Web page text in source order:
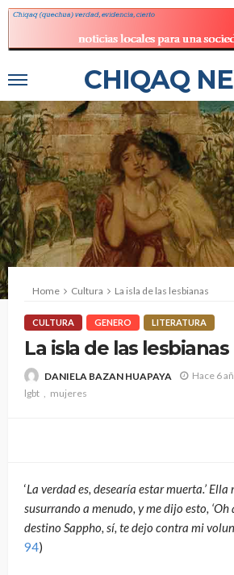
CHIQAQ
Home Cultura La isla de las lesbianas
CULTURA GENERO LITERATURA
La isla de las lesbianas
DANIELA BAZAN HUAPAYA Hace 6
lgbt
mujeres
‘La verdad es, desearía estar muerta.’ Ella
susurrando a menudo, y me dijo esto, ‘Oh
destino Sappho, sí, te dejo contra mi
94)